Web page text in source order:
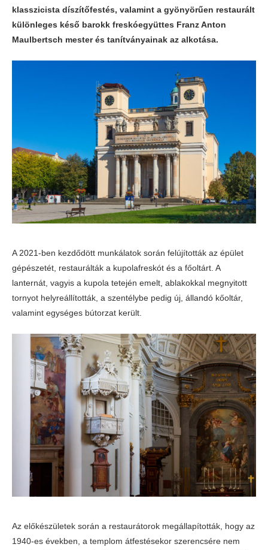
klasszicista díszítőfestés, valamint a gyönyörűen restaurált
különleges késő barokk freskóegyüttes Franz Anton
Maulbertsch mester és tanítványainak az alkotása.
A 2021-ben kezdődött munkálatok során felújították az épület
gépészetét, restaurálták a kupolafreskót és a főoltárt. A
lanternát, vagyis a kupola tetején emelt, ablakokkal megnyitott
tornyot helyreállították, a szentélybe pedig új, állandó kőoltár,
valamint egységes bútorzat került.
Az előkészületek során a restaurátorok megállapították, hogy az
1940-es években, a templom átfestésekor szerencsére nem